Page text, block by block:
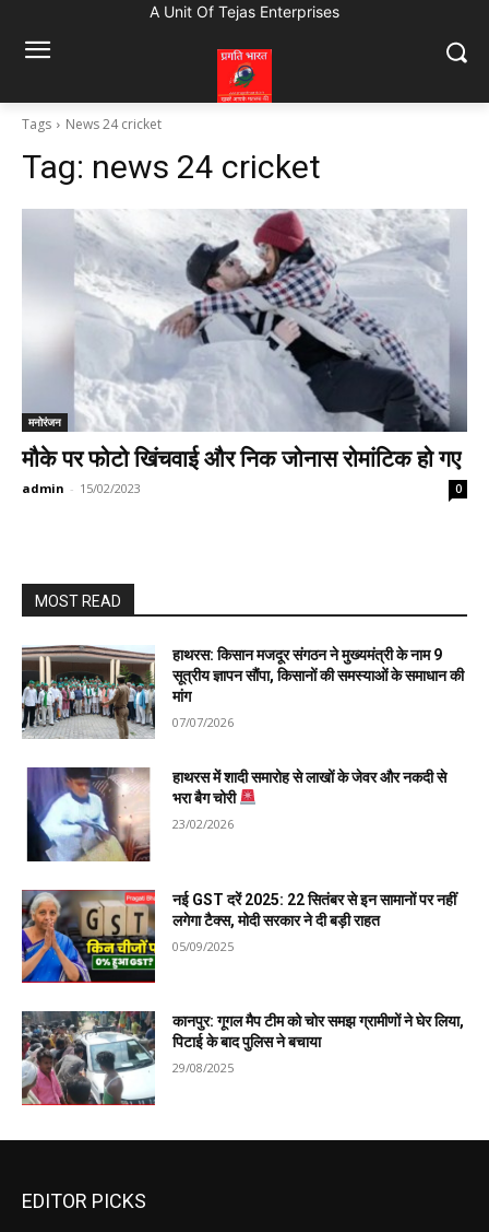
A Unit Of Tejas Enterprises
Tags News 24 cricket
Tag: news 24 cricket
मनोरंजन
मौके पर फोटो खिंचवाई और निक जोनास रोमांटिक हो गए
admin - 15/02/2023 0
MOST READ
हाथरस: किसान मजदूर संगठन ने मुख्यमंत्री के नाम 9
सूत्रीय ज्ञापन सौंपा, किसानों की समस्याओं के समाधान की
मांग
07/07/2026
हाथरस में शादी समारोह से लाखों के जेवर और नकदी से
भरा बैग चोरी
23/02/2026
नई GST दरें 2025: 22 सितंबर से इन सामानों पर नहीं
लगेगा टैक्स, मोदी सरकार ने दी बड़ी राहत
05/09/2025
कानपुर: गूगल मैप टीम को चोर समझ ग्रामीणों ने घेर लिया,
पिटाई के बाद पुलिस ने बचाया
29/08/2025
EDITOR PICKS